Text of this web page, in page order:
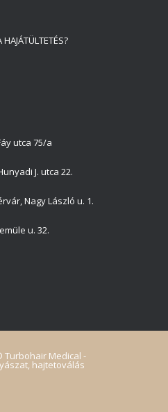
A HAJBEÜLTETÉSRE?!
utca 75/a
J. utca 22.
Nagy László u. 1.
u. 32.
Turbohair Medical -
hajtetoválás